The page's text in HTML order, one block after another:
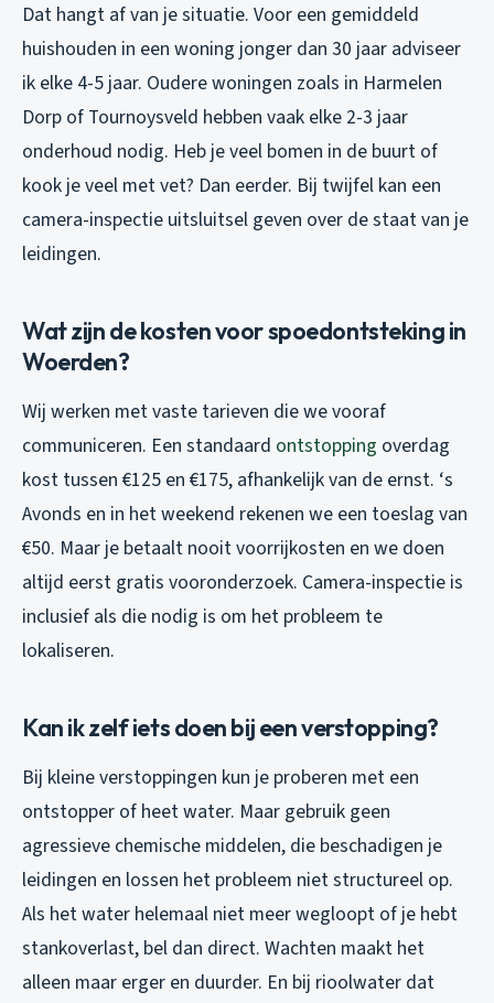
Dat hangt af van je situatie. Voor een gemiddeld
huishouden in een woning jonger dan 30 jaar adviseer
ik elke 4-5 jaar. Oudere woningen zoals in Harmelen
Dorp of Tournoysveld hebben vaak elke 2-3 jaar
onderhoud nodig. Heb je veel bomen in de buurt of
kook je veel met vet? Dan eerder. Bij twijfel kan een
camera-inspectie uitsluitsel geven over de staat van je
leidingen.
Wat zijn de kosten voor spoedontsteking in
Woerden?
Wij werken met vaste tarieven die we vooraf
communiceren. Een standaard ontstopping overdag
kost tussen €125 en €175, afhankelijk van de ernst. ‘s
Avonds en in het weekend rekenen we een toeslag van
€50. Maar je betaalt nooit voorrijkosten en we doen
altijd eerst gratis vooronderzoek. Camera-inspectie is
inclusief als die nodig is om het probleem te
lokaliseren.
Kan ik zelf iets doen bij een verstopping?
Bij kleine verstoppingen kun je proberen met een
ontstopper of heet water. Maar gebruik geen
agressieve chemische middelen, die beschadigen je
leidingen en lossen het probleem niet structureel op.
Als het water helemaal niet meer wegloopt of je hebt
stankoverlast, bel dan direct. Wachten maakt het
alleen maar erger en duurder. En bij rioolwater dat